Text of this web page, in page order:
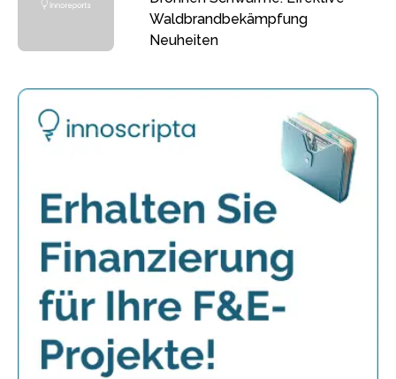
Waldbrandbekämpfung
Neuheiten